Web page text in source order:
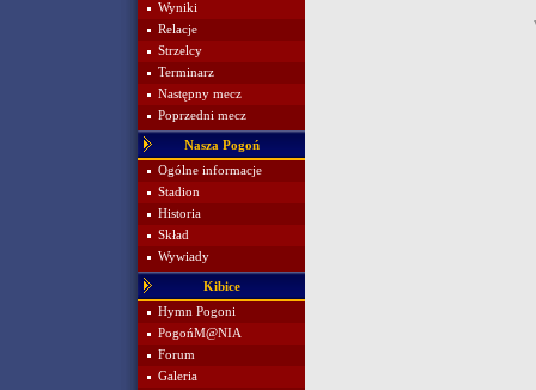
Wyniki
Relacje
Strzelcy
Terminarz
Następny mecz
Poprzedni mecz
Nasza Pogoń
Ogólne informacje
Stadion
Historia
Skład
Wywiady
Kibice
Hymn Pogoni
PogońM@NIA
Forum
Galeria